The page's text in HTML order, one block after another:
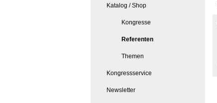
Katalog / Shop
Kongresse
Referenten
Themen
Kongressservice
Newsletter